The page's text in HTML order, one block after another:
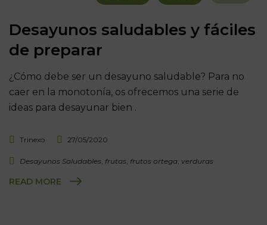
Desayunos saludables y fáciles
de preparar
¿Cómo debe ser un desayuno saludable? Para no
caer en la monotonía, os ofrecemos una serie de
ideas para desayunar bien .
Trinexo 27/05/2020
Desayunos Saludables, frutas, frutos ortega, verduras
READ MORE